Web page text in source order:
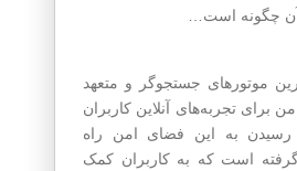
چگونه است…
موتورهای جستجوگر و متعهد
برای تجربه‌های آنلاین کاربران
به این فضای امن راه
است که به کاربران کمک